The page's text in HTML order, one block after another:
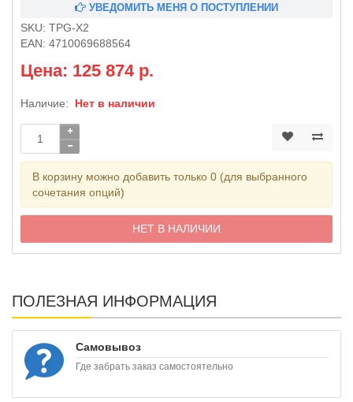
УВЕДОМИТЬ МЕНЯ О ПОСТУПЛЕНИИ
SKU: TPG-X2
EAN: 4710069688564
Цена: 125 874 р.
Наличие: Нет в наличии
В корзину можно добавить только 0 (для выбранного
сочетания опций)
НЕТ В НАЛИЧИИ
ПОЛЕЗНАЯ ИНФОРМАЦИЯ
Самовывоз
Где забрать заказ самостоятельно